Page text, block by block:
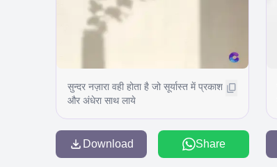
सुन्दर नज़ारा वही होता है जो सूर्यास्त में प्रकाश
और अंधेरा साथ लाये
Download Share